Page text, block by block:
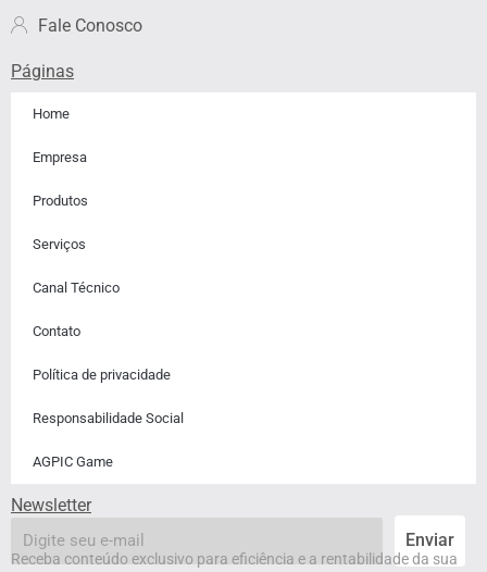
Fale Conosco
Páginas
Home
Empresa
Produtos
Serviços
Canal Técnico
Contato
Política de privacidade
Responsabilidade Social
AGPIC Game
Newsletter
Enviar
Receba conteúdo exclusivo para eficiência e a rentabilidade da sua